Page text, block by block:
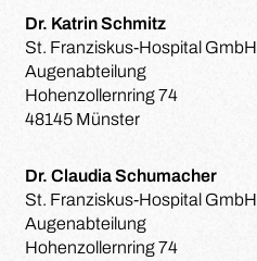
Dr. Katrin Schmitz
St. Franziskus-Hospital GmbH
Augenabteilung
Hohenzollernring 74
48145 Münster
Dr. Claudia Schumacher
St. Franziskus-Hospital GmbH
Augenabteilung
Hohenzollernring 74